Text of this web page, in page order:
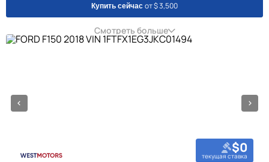
Купить сейчас от $ 3,500
Смотреть больше
$0
текущая ставка